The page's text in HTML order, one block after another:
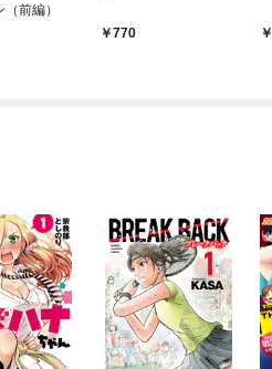
前編）
770